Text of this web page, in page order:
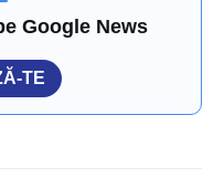
Google News
TE